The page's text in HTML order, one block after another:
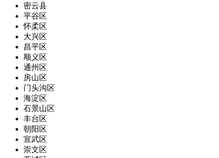
密云县
平谷区
怀柔区
大兴区
昌平区
顺义区
通州区
房山区
门头沟区
海淀区
石景山区
丰台区
朝阳区
宣武区
崇文区